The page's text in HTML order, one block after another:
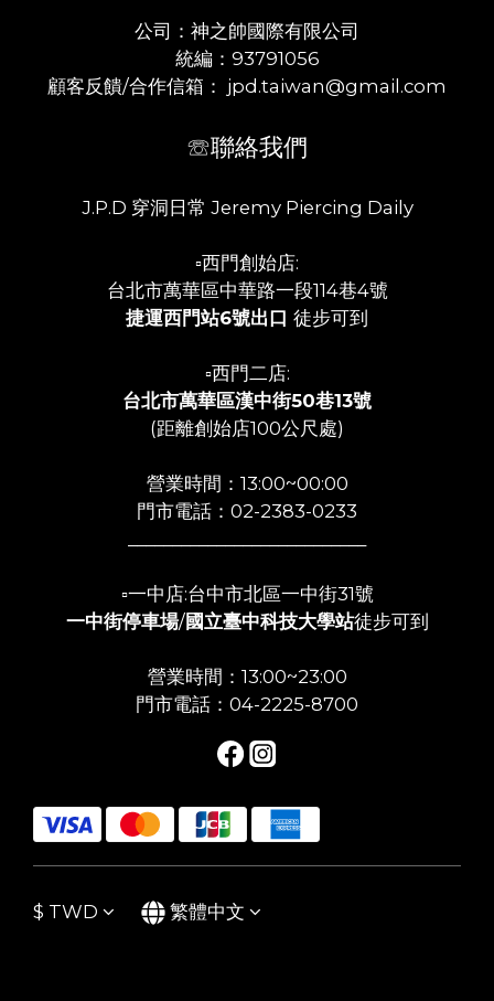
公司：神之帥國際有限公司
統編：93791056
顧客反饋/合作信箱： jpd.taiwan@gmail.com
☏聯絡我們
J.P.D 穿洞日常 Jeremy Piercing Daily
▫️西門創始店:
台北市萬華區中華路一段114巷4號
捷運西門站6號出口 徒步可到
▫️西門二店:
台北市萬華區漢中街50巷13號
(距離創始店100公尺處)
營業時間：13:00~00:00
門市電話：02-2383-0233
▫️一中店:台中市北區一中街31號
一中街停車場/國立臺中科技大學站徒步可到
營業時間：13:00~23:00
門市電話：04-2225-8700
$ TWD 繁體中文